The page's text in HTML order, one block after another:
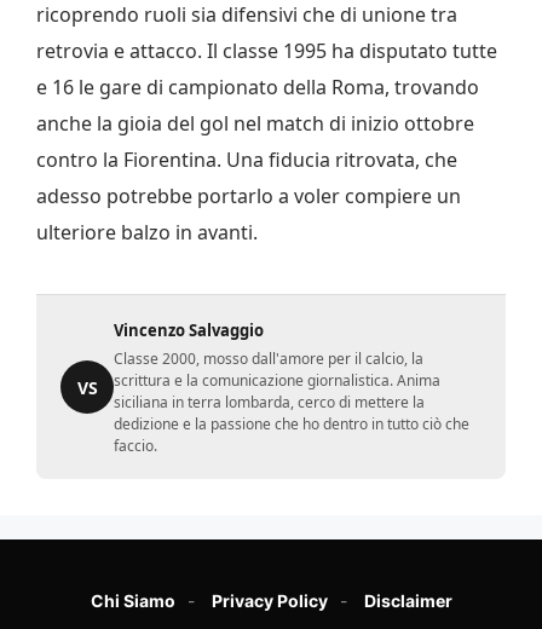
ricoprendo ruoli sia difensivi che di unione tra
retrovia e attacco. Il classe 1995 ha disputato tutte
e 16 le gare di campionato della Roma, trovando
anche la gioia del gol nel match di inizio ottobre
contro la Fiorentina. Una fiducia ritrovata, che
adesso potrebbe portarlo a voler compiere un
ulteriore balzo in avanti.
VS
Vincenzo Salvaggio
Classe 2000, mosso dall'amore per il calcio, la
scrittura e la comunicazione giornalistica. Anima
siciliana in terra lombarda, cerco di mettere la
dedizione e la passione che ho dentro in tutto ciò che
faccio.
Chi Siamo Privacy Policy Disclaimer